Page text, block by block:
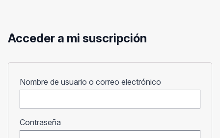
Acceder a mi suscripción
Nombre de usuario o correo electrónico
Contraseña